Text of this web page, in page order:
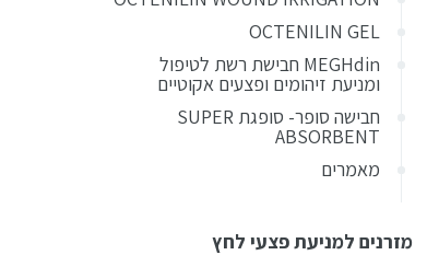
OCTENILIN GEL
MEGHdin חבישת רשת לטיפול
ומניעת זיהומים ופצעים אקוטיים
חבישה סופר- סופגת SUPER
ABSORBENT
מאמרים
מזרנים למניעת פצעי לחץ